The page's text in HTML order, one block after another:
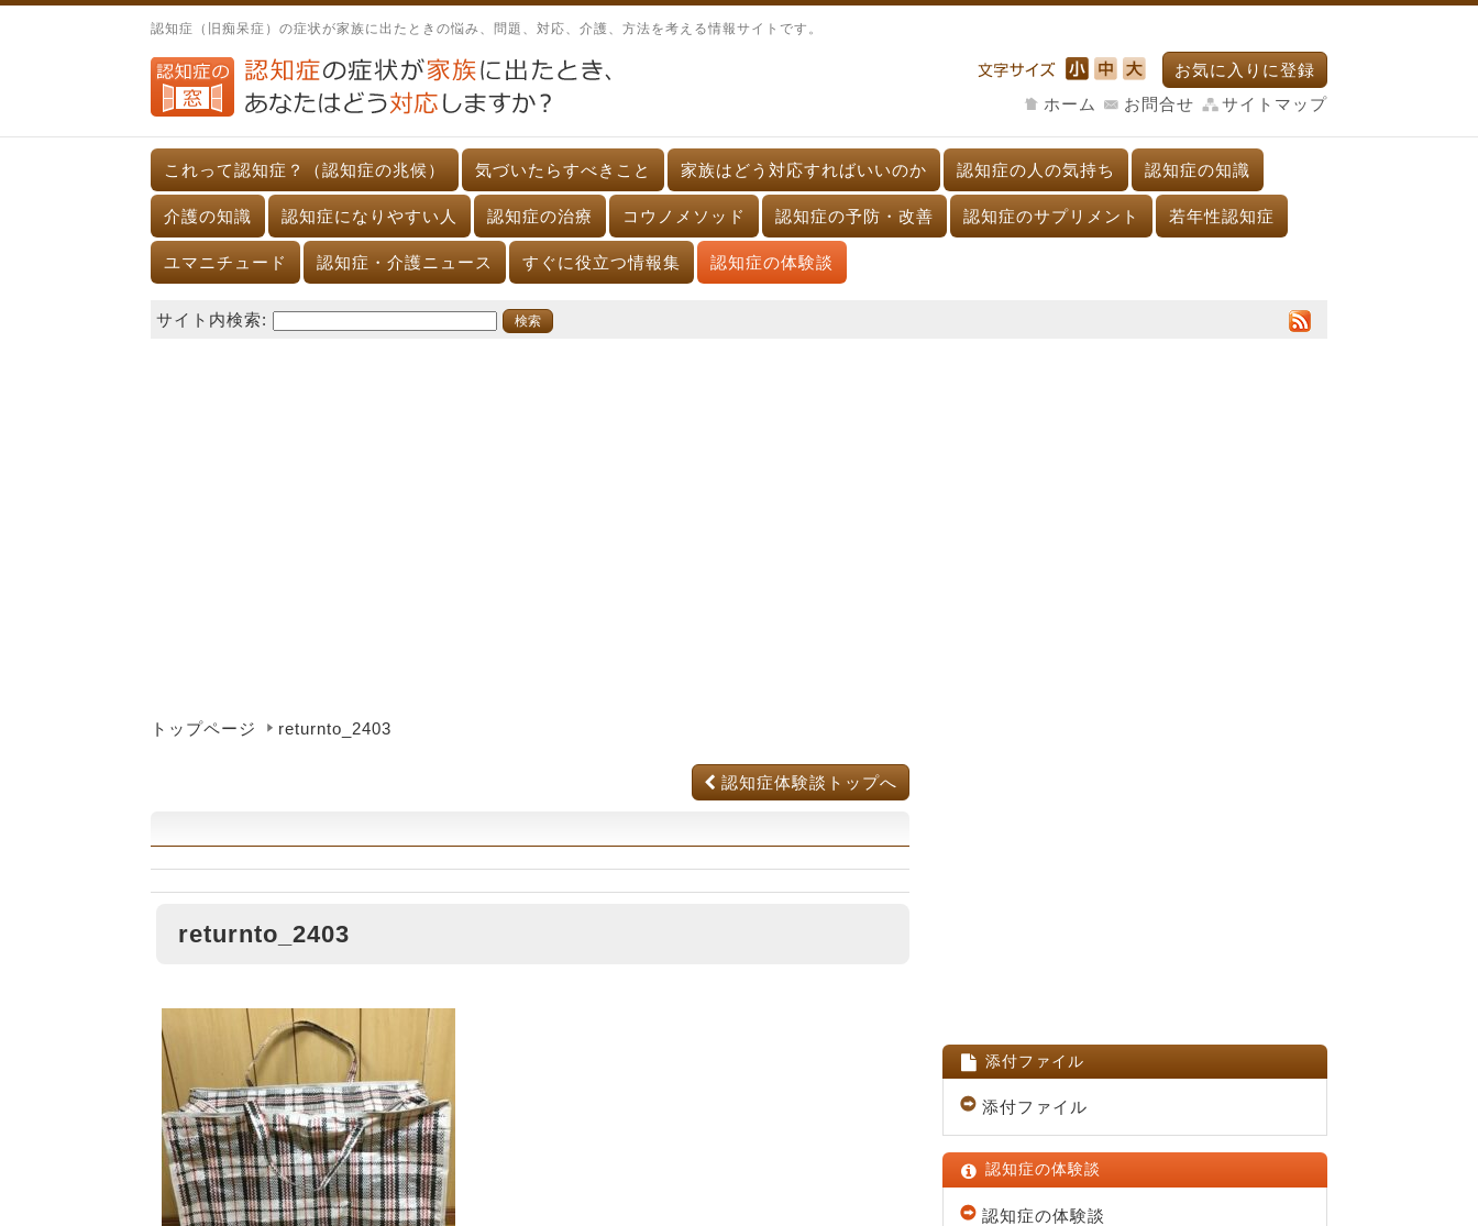
認知症（旧痴呆症）の症状が家族に出たときの悩み、問題、対応、介護、方法を考える情報サイトです。
お気に入りに登録
ホーム
お問合せ サイトマップ
これって認知症？（認知症の兆候） 気づいたらすべきこと 家族はどう対応すればいいのか 認知症の人の気持ち 認知症の知識
介護の知識 認知症になりやすい人 認知症の治療 コウノメソッド 認知症の予防・改善 認知症のサプリメント 若年性認知症
ユマニチュード 認知症・介護ニュース すぐに役立つ情報集 認知症の体験談
サイト内検索:
トップページ returnto_2403
認知症体験談トップへ
returnto_2403
添付ファイル
添付ファイル
認知症の体験談
認知症の体験談